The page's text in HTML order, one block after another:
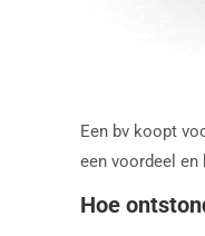
Een bv koopt
een voordeel
Hoe